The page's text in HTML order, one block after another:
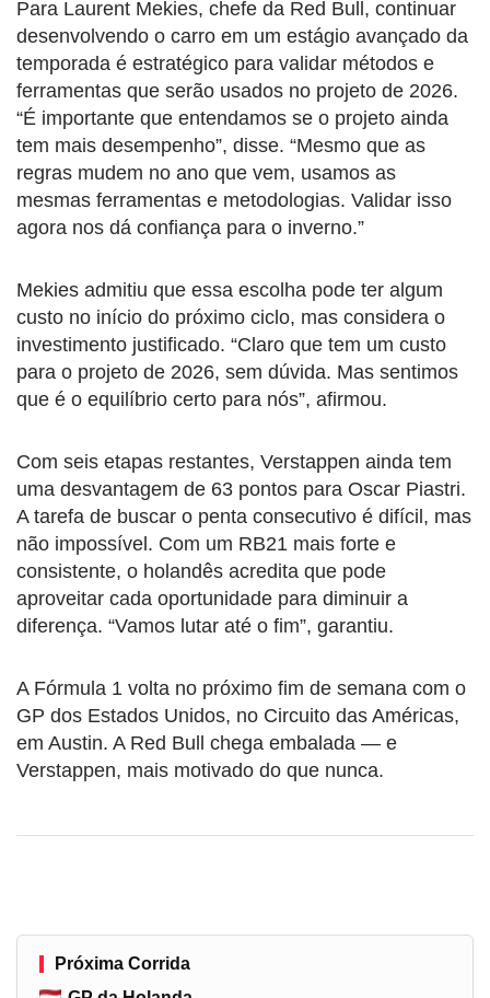
Para Laurent Mekies, chefe da Red Bull, continuar
desenvolvendo o carro em um estágio avançado da
temporada é estratégico para validar métodos e
ferramentas que serão usados no projeto de 2026.
“É importante que entendamos se o projeto ainda
tem mais desempenho”, disse. “Mesmo que as
regras mudem no ano que vem, usamos as
mesmas ferramentas e metodologias. Validar isso
agora nos dá confiança para o inverno.”
Mekies admitiu que essa escolha pode ter algum
custo no início do próximo ciclo, mas considera o
investimento justificado. “Claro que tem um custo
para o projeto de 2026, sem dúvida. Mas sentimos
que é o equilíbrio certo para nós”, afirmou.
Com seis etapas restantes, Verstappen ainda tem
uma desvantagem de 63 pontos para Oscar Piastri.
A tarefa de buscar o penta consecutivo é difícil, mas
não impossível. Com um RB21 mais forte e
consistente, o holandês acredita que pode
aproveitar cada oportunidade para diminuir a
diferença. “Vamos lutar até o fim”, garantiu.
A Fórmula 1 volta no próximo fim de semana com o
GP dos Estados Unidos, no Circuito das Américas,
em Austin. A Red Bull chega embalada — e
Verstappen, mais motivado do que nunca.
Próxima Corrida